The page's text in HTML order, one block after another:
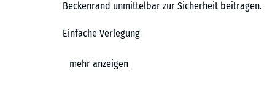
Beckenrand unmittelbar zur Sicherheit beitragen.
Einfache Verlegung
Die Platten der Poolumrandung werden
mehr anzeigen